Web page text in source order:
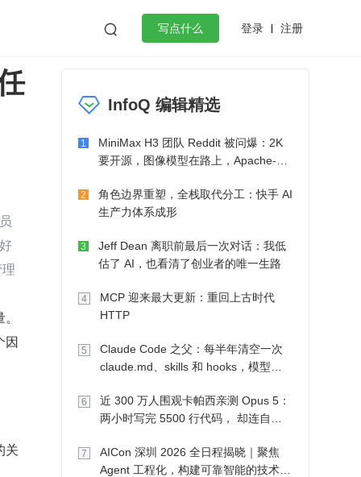
 写点什么 登录 注册
工作
微服务架构 flutter
因
关
InfoQ 编辑精选
1
MiniMax H3 团队 Reddit 被问爆：2K
要开源，图像模型在路上，Apache-2.0
2
角色边界重塑，全栈取代分工：快手 AI
生产力体系成形
3
Jeff Dean 离职前最后一次对话：我低
估了 AI，也看清了创业者的唯一生路
4
MCP 迎来最大更新：重回上古时代
HTTP
5
Claude Code 之父：每半年清空一次
claude.md、skills 和 hooks，模型自
6
近 300 万人围观卡帕西亲测 Opus 5：
两小时写完 5500 行代码， 却连自己
7
AICon 深圳 2026 全日程揭晓｜聚焦
Agent 工程化，构建可靠智能的技术路